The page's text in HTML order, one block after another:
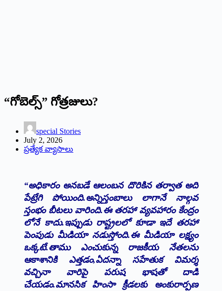
“గోబెల్స్” గోత్రజులు?
special Stories
July 2, 2026
ప్రత్యేక వ్యాసాలు
“అధికారం అనబడే ఆలంబన దొరికిన తర్వాత అది
పేట్రేగి పోయింది.అన్నిస్తంబాలు లాగానే నాల్గవ
స్తంభం బీటలు వారింది.ఈ తరహా వ్యవహారం కేంద్రం
లోనే కాదు.ఇప్పుడు రాష్ట్రలలో కూడా ఇదే తరహా
పెంపుడు మీడియా నడుస్తోంది.ఈ మీడియా లక్ష్యం
ఒక్కటే.తాము ఎంచుకున్న రాజకీయ నేతలను
ఆకాశానికి ఎత్తడం,ఏదన్నా సహేతుక విమర్శ
వచ్చినా వారిపై పరుష భాషతో దాడి
చేయడం.మానసిక హింసా క్రీడలకు అంకురార్పణ